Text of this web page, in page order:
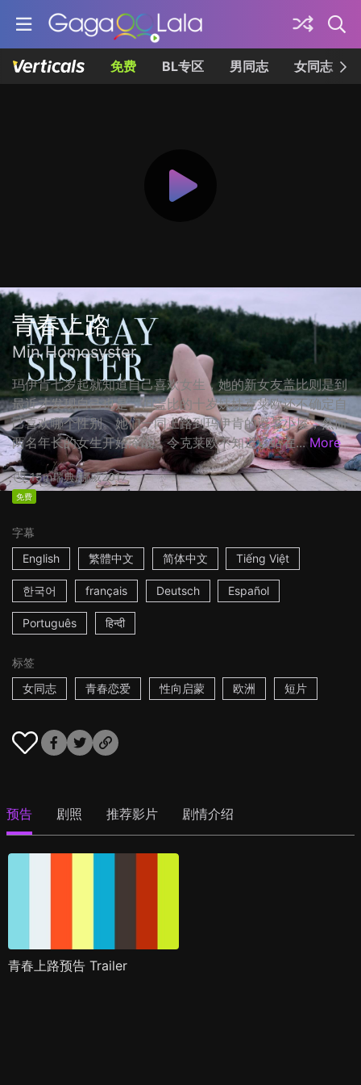
免费 BL专区 男同志 女同志
青春上路
Min Homosyster
玛伊肯七岁起就知道自己喜欢女生，她的新女友盖比则是到
最近才发现自己也是，但盖比的十岁妹妹克莱欧还不确定自
己喜欢哪个性别。她们一同上路到玛伊肯的避暑小屋，然而
两名年长的女生开始冷战，令克莱欧不知道该站在... More
15m瑞典/挪威2017
免费
字幕
English
繁體中文 简体中文 Tiếng Việt
한국어 français Deutsch Español
Português हिन्दी
标签
女同志
青春恋爱 性向启蒙 欧洲 短片
预告 剧照 推荐影片 剧情介绍
青春上路预告 Trailer